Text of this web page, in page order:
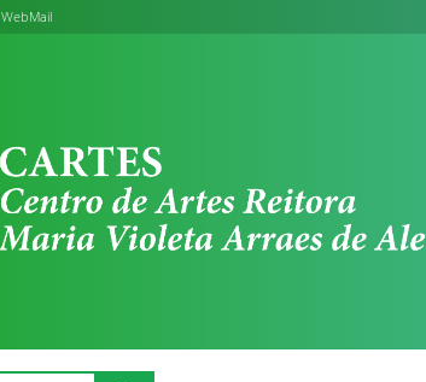
WebMail